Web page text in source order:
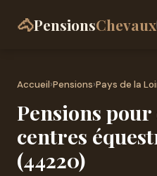
🐴PensionsChevaux
Accueil›Pensions›Pays de la
Pensions pour
centres
(44220)